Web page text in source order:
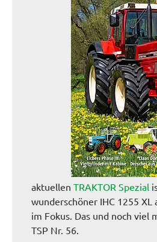
aktuellen TRAKTOR Spezial
wunderschöner IHC 1255 XL
im Fokus. Das und noch viel
TSP Nr. 56.